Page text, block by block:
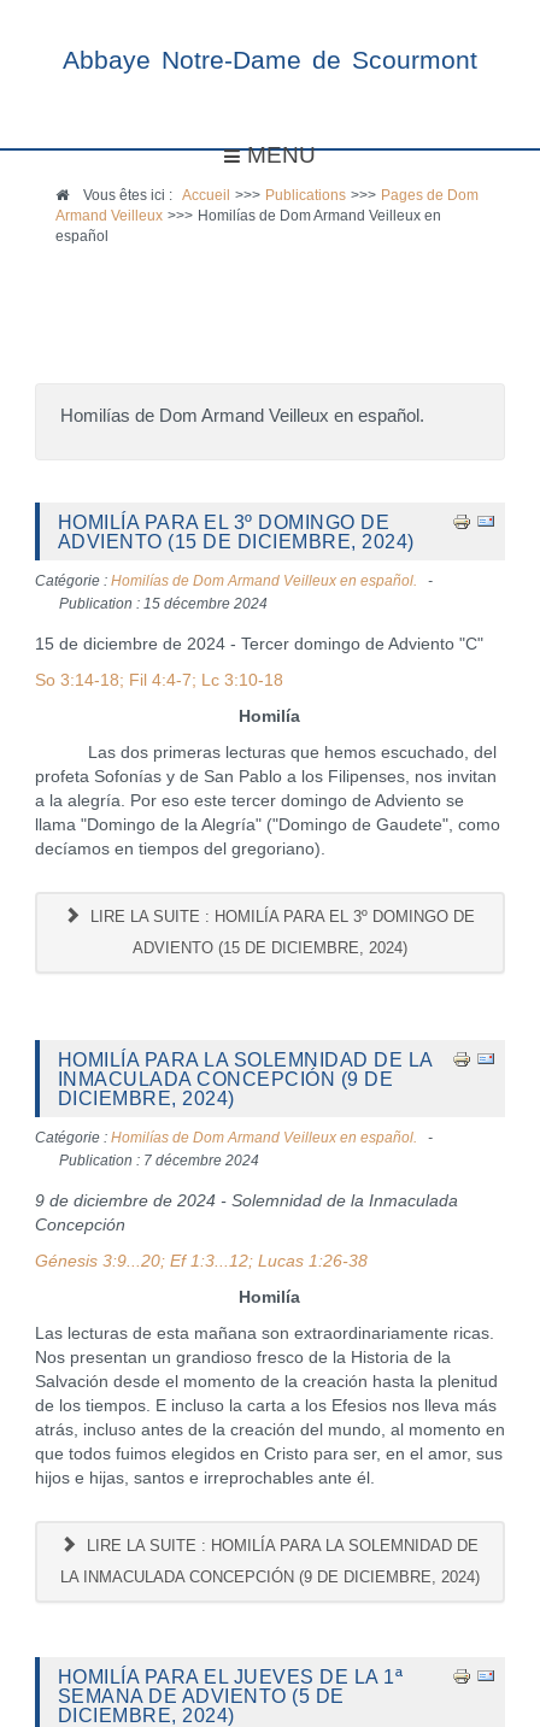
Abbaye Notre-Dame de Scourmont
MENU
Vous êtes ici :Accueil >>> Publications >>> Pages de Dom
Armand Veilleux >>> Homilías de Dom Armand Veilleux en
español
Homilías de Dom Armand Veilleux en español.
HOMILÍA PARA EL 3º DOMINGO DE
ADVIENTO (15 DE DICIEMBRE, 2024)
Catégorie : Homilías de Dom Armand Veilleux en español.
Publication : 15 décembre 2024
15 de diciembre de 2024 - Tercer domingo de Adviento "C"
So 3:14-18; Fil 4:4-7; Lc 3:10-18
Homilía
Las dos primeras lecturas que hemos escuchado, del
profeta Sofonías y de San Pablo a los Filipenses, nos invitan
a la alegría. Por eso este tercer domingo de Adviento se
llama "Domingo de la Alegría" ("Domingo de Gaudete", como
decíamos en tiempos del gregoriano).
LIRE LA SUITE : HOMILÍA PARA EL 3º DOMINGO DE
ADVIENTO (15 DE DICIEMBRE, 2024)
HOMILÍA PARA LA SOLEMNIDAD DE LA
INMACULADA CONCEPCIÓN (9 DE
DICIEMBRE, 2024)
Catégorie : Homilías de Dom Armand Veilleux en español.
Publication : 7 décembre 2024
9 de diciembre de 2024 - Solemnidad de la Inmaculada
Concepción
Génesis 3:9...20; Ef 1:3...12; Lucas 1:26-38
Homilía
Las lecturas de esta mañana son extraordinariamente ricas.
Nos presentan un grandioso fresco de la Historia de la
Salvación desde el momento de la creación hasta la plenitud
de los tiempos. E incluso la carta a los Efesios nos lleva más
atrás, incluso antes de la creación del mundo, al momento en
que todos fuimos elegidos en Cristo para ser, en el amor, sus
hijos e hijas, santos e irreprochables ante él.
LIRE LA SUITE : HOMILÍA PARA LA SOLEMNIDAD DE
LA INMACULADA CONCEPCIÓN (9 DE DICIEMBRE, 2024)
HOMILÍA PARA EL JUEVES DE LA 1ª
SEMANA DE ADVIENTO (5 DE
DICIEMBRE, 2024)